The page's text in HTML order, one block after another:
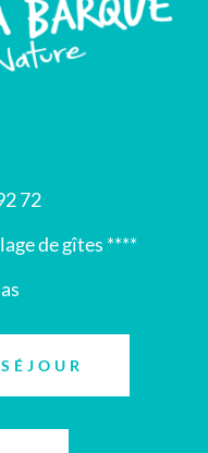
72
de gîtes ****